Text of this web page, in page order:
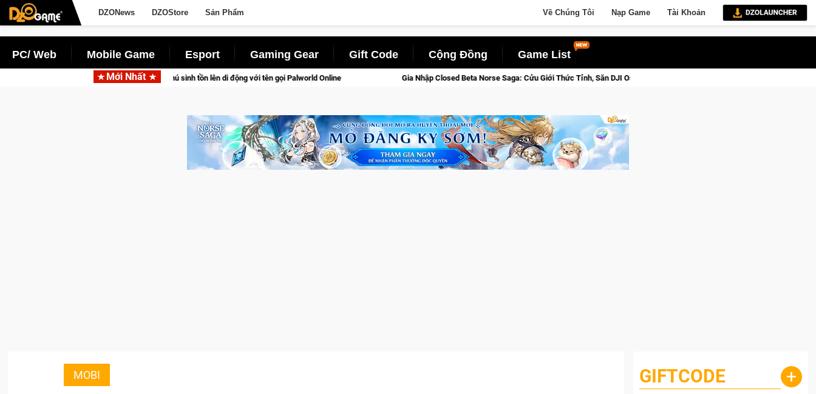
DZONews DZOStore Sản Phẩm Về Chúng Tôi Nạp Game Tài Khoản
PC/ Web Mobile Game Esport Gaming Gear Gift Code Cộng Đồng Game List
Mới Nhất
săn thú sinh tồn lên di động với tên gọi Palworld Online Gia Nhập Closed Beta Norse Saga: Cửu Giới Thức Tỉnh, Săn DJI Osmo Pocket 3 Ngay Hôm Nay
MOBI GIFTCODE +